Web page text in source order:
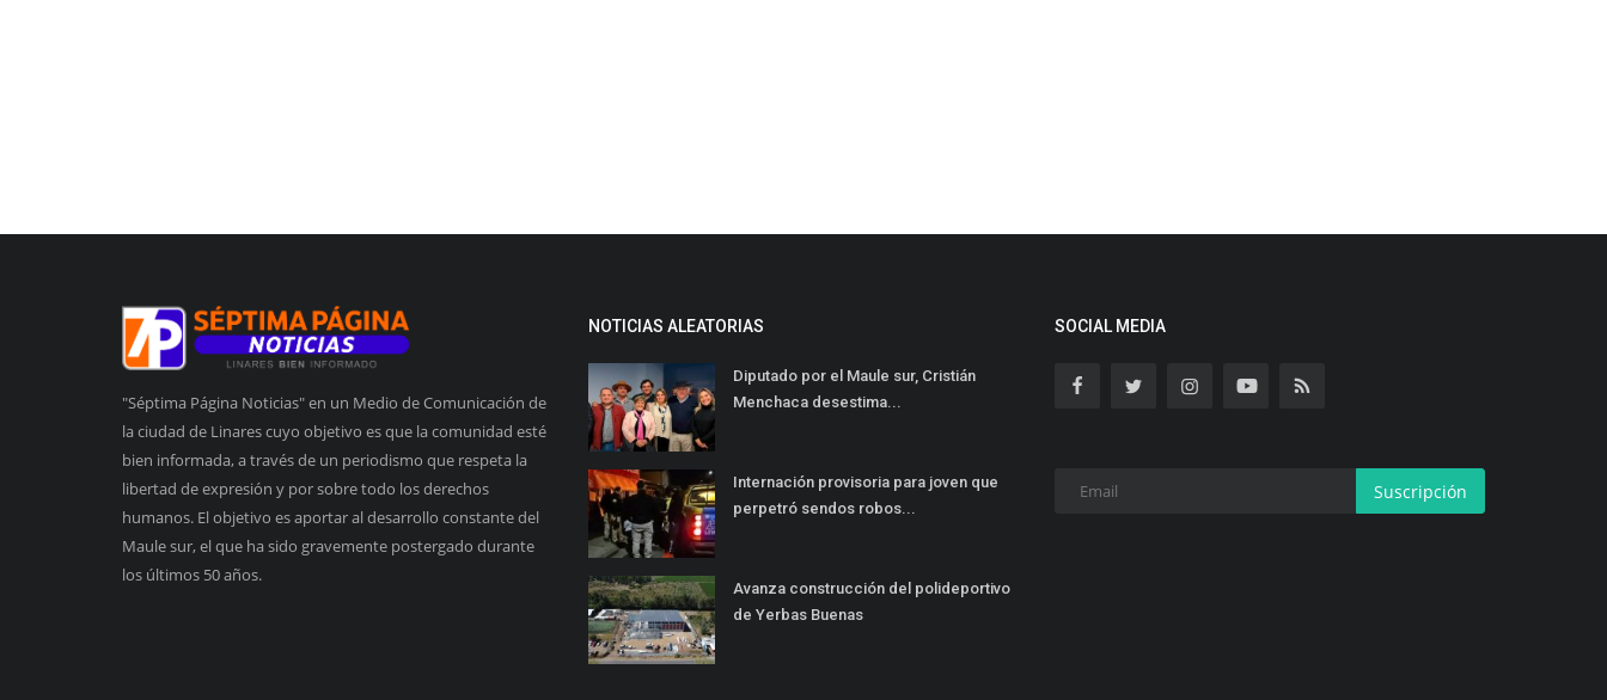
"Séptima Página Noticias" en un Medio de Comunicación de
la ciudad de Linares cuyo objetivo es que la comunidad esté
bien informada, a través de un periodismo que respeta la
libertad de expresión y por sobre todo los derechos
humanos. El objetivo es aportar al desarrollo constante del
Maule sur, el que ha sido gravemente postergado durante
los últimos 50 años.
NOTICIAS ALEATORIAS
Diputado por el Maule sur, Cristián
Menchaca desestima...
Internación provisoria para joven que
perpetró sendos robos...
Avanza construcción del polideportivo
de Yerbas Buenas
SOCIAL MEDIA
Suscripción